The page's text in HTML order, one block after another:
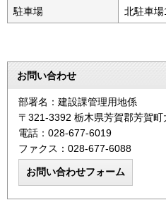
駐車場 北駐車
お問い合わせ
部署名：建設課管理用地係
〒321-3392 栃木県芳賀郡芳賀
電話：028-677-6019
ファクス：028-677-6088